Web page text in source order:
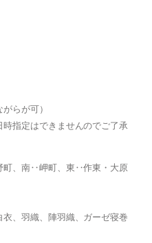
らが可）
指定はできませんのでご了承
、南‥岬町、東‥作東・大原
、羽織、陣羽織、ガーゼ寝巻